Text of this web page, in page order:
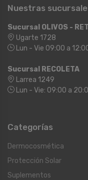
Nuestras
Sucursal OLIVOS -
Ugarte 1728
Lun - Vie 09:00 a
Sucursal RECOLETA
Larrea 1249
Lun - Vie: 09:00 a
Categorías
Dermocosmética
Protección Solar
Suplementos